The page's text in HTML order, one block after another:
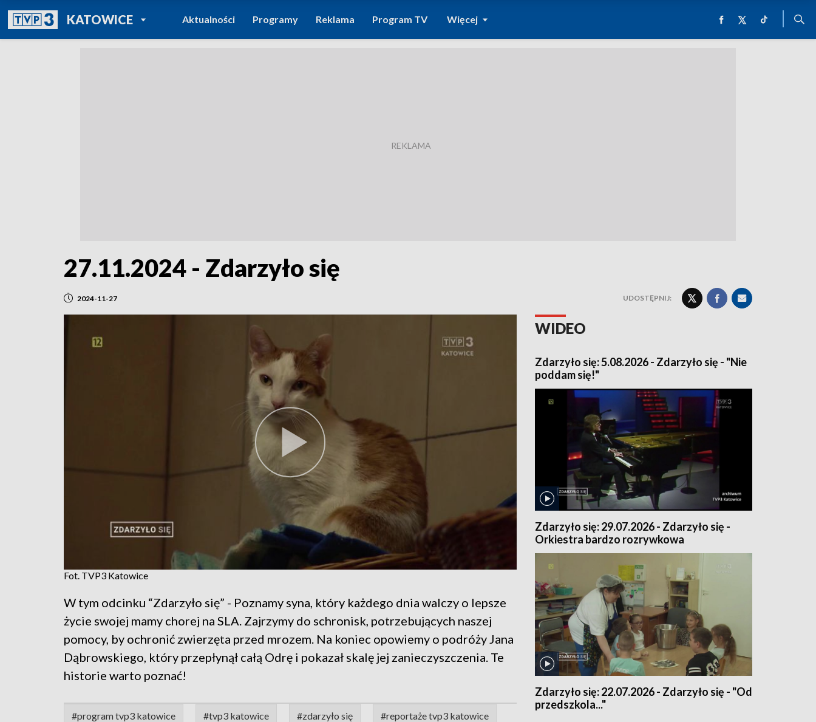
KATOWICEPOWRÓT DO
TVP REGIONY
Aktualności Programy Reklama Program TV Więcej
27.11.2024 - Zdarzyło się
2024-11-27 UDOSTĘPNIJ:
Fot. TVP3 Katowice
W tym odcinku “Zdarzyło się” - Poznamy syna, który każdego dnia walczy o lepsze
życie swojej mamy chorej na SLA. Zajrzymy do schronisk, potrzebujących naszej
pomocy, by ochronić zwierzęta przed mrozem. Na koniec opowiemy o podróży Jana
Dąbrowskiego, który przepłynął całą Odrę i pokazał skalę jej zanieczyszczenia. Te
historie warto poznać!
#program tvp3 katowice #tvp3 katowice #zdarzyło się #reportaże tvp3 katowice
WIDEO
Zdarzyło się: 5.08.2026 - Zdarzyło się - "Nie
poddam się!"
Zdarzyło się: 29.07.2026 - Zdarzyło się -
Orkiestra bardzo rozrywkowa
Zdarzyło się: 22.07.2026 - Zdarzyło się - "Od
przedszkola..."